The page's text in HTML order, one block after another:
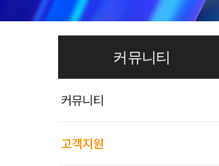
커뮤니티
커뮤니티
고객지원